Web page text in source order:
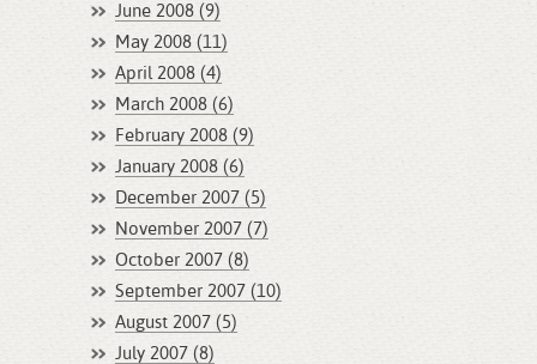
June 2008 (9)
May 2008 (11)
April 2008 (4)
March 2008 (6)
February 2008 (9)
January 2008 (6)
December 2007 (5)
November 2007 (7)
October 2007 (8)
September 2007 (10)
August 2007 (5)
July 2007 (8)